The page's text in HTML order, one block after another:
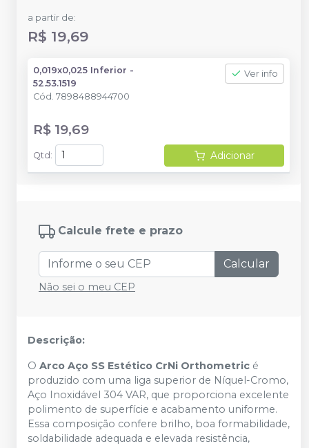
a partir de:
R$ 19,69
0,019x0,025 Inferior -
52.53.1519
Cód. 7898488944700
Ver info
R$ 19,69
Qtd : Adicionar
Calcule frete e prazo
Calcular
Não sei o meu CEP
Descrição:
O Arco Aço SS Estético CrNi Orthometric é
produzido com uma liga superior de Níquel-Cromo,
Aço Inoxidável 304 VAR, que proporciona excelente
polimento de superfície e acabamento uniforme.
Essa composição confere brilho, boa formabilidade,
soldabilidade adequada e elevada resistência,